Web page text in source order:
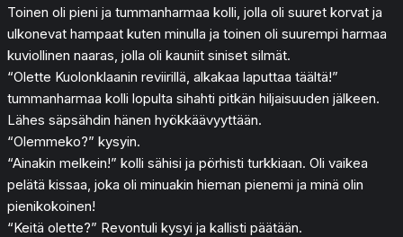
Toinen oli pieni ja tummanharmaa kolli, jolla oli suuret korvat ja
ulkonevat hampaat kuten minulla ja toinen oli suurempi harmaa
kuviollinen naaras, jolla oli kauniit siniset silmät.
“Olette Kuolonklaanin reviirillä, alkakaa laputtaa täältä!”
tummanharmaa kolli lopulta sihahti pitkän hiljaisuuden jälkeen.
Lähes säpsähdin hänen hyökkäävyyttään.
“Olemmeko?” kysyin.
“Ainakin melkein!” kolli sähisi ja pörhisti turkkiaan. Oli vaikea
pelätä kissaa, joka oli minuakin hieman pienemi ja minä olin
pienikokoinen!
“Keitä olette?” Revontuli kysyi ja kallisti päätään.